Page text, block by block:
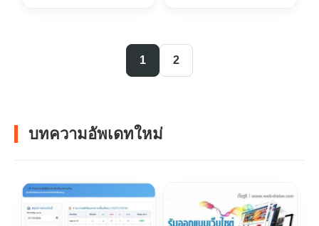
1 2
บทความอัพเดทใหม่